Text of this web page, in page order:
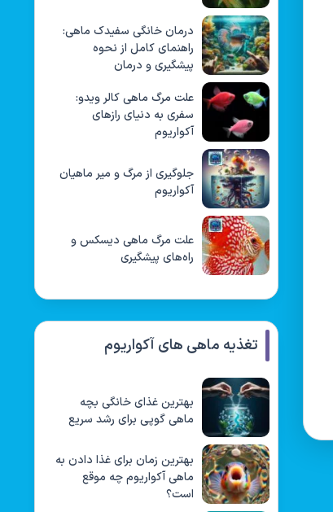
درمان خانگی سفیدک ماهی:
راهنمای کامل از نحوه
پیشگیری و درمان
علت مرگ ماهی کالر ویدو:
سفری به دنیای رازهای
آکواریوم
جلوگیری از مرگ و میر ماهیان
آکواریوم
علت مرگ ماهی دیسکس و
راه‌های پیشگیری
تغذیه ماهی های آکواریوم
بهترین غذای خانگی بچه
ماهی گوپی برای رشد سریع
بهترین زمان برای غذا دادن به
ماهی آکواریوم چه موقع
است؟